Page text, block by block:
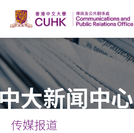
大新闻中心
传媒报道